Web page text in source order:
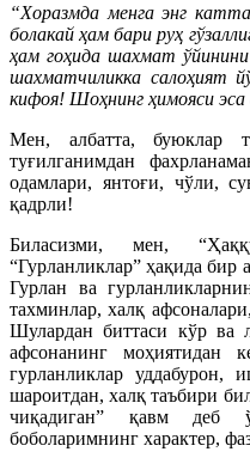
“Хоразмда менга энг
болакай ҳам бари руҳ
ҳам гоҳида шахмат
шахматчиликка салоҳият
кифоя! Шоҳнинг ҳимояси эса
Мен, албатта, буюклар
туғилганимдан
одамлари, янтоғи, чўли,
қадрли!
Биласизми, мен,
“Гурланликлар” ҳақида
Гурлан ва
тахминлар, халқ
Шулардан биттаси кўр ва
афсонанинг моҳиятидан
гурланликлар уддабурон,
шароитдан, халқ таъбири
чиқадиган” қавм деб
боболаримнинг характер,